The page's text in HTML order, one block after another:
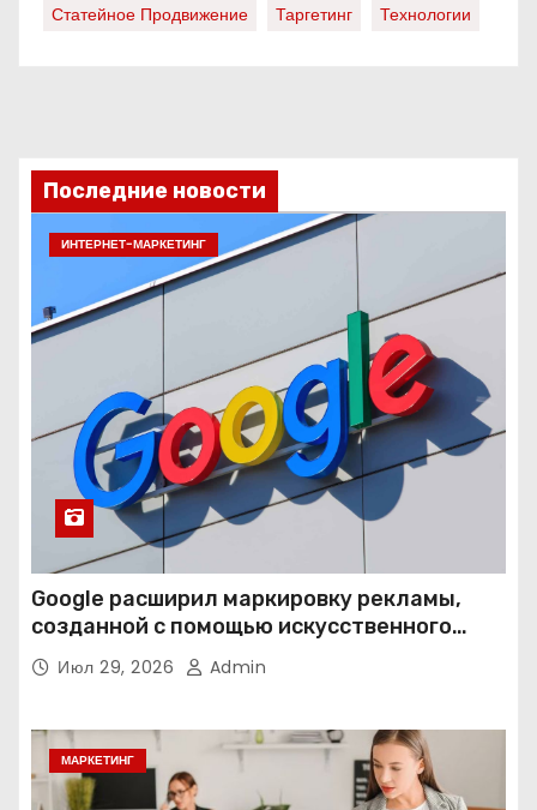
Статейное Продвижение
Таргетинг Технологии
Последние новости
ИНТЕРНЕТ-МАРКЕТИНГ
Google расширил маркировку рекламы,
созданной с помощью искусственного
интеллекта
Июл 29, 2026 Admin
МАРКЕТИНГ